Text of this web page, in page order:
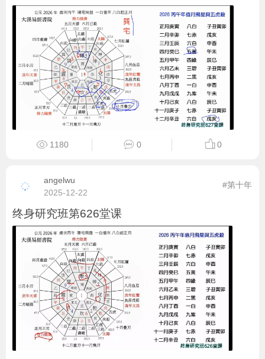
1180 0 0
angelwu
2025-12-22
#第十年
终身研究班第626堂课